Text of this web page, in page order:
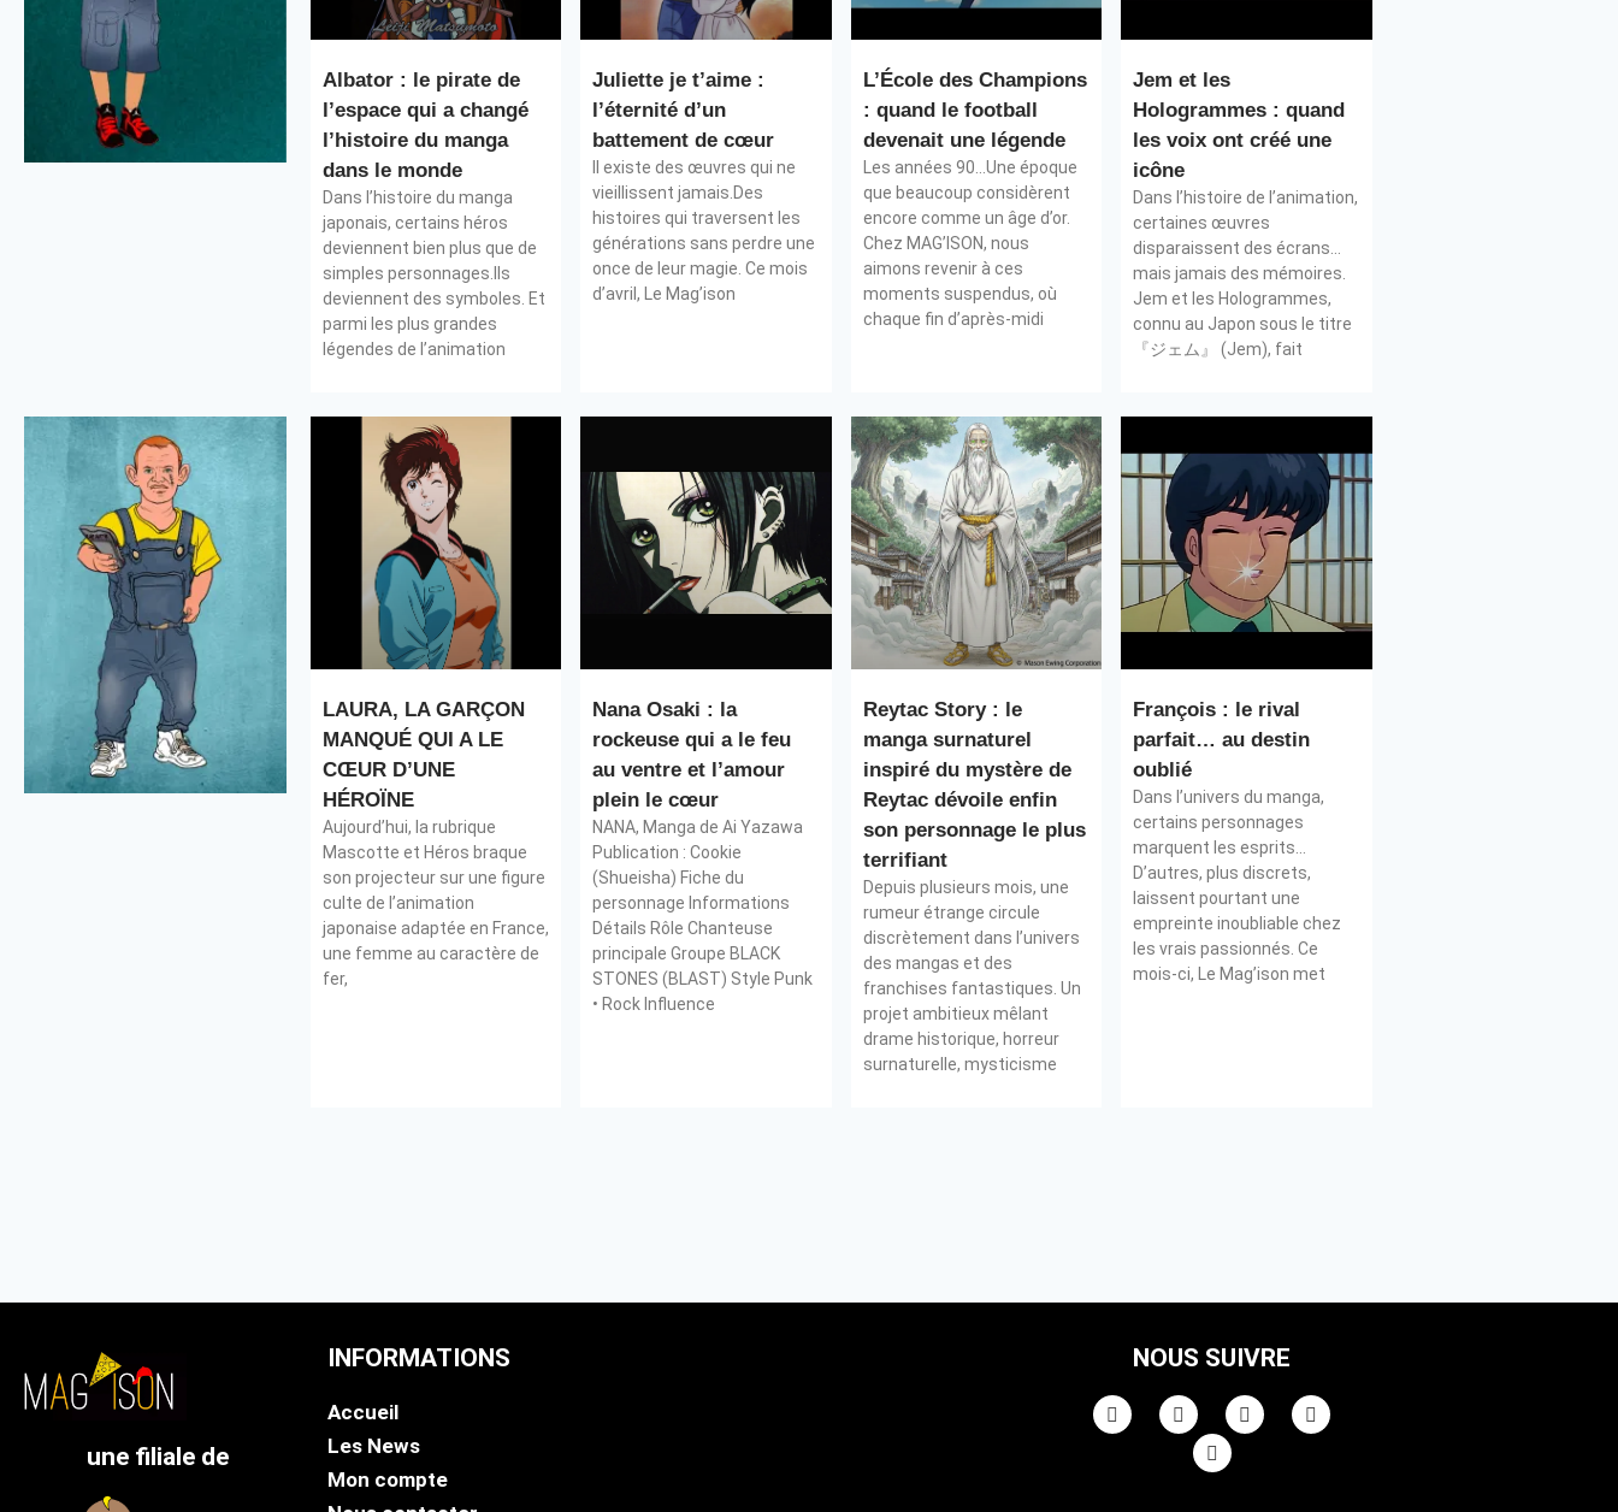
Albator : le pirate de
l’espace qui a changé
l’histoire du manga
dans le monde
Dans l’histoire du manga
japonais, certains héros
deviennent bien plus que de
simples personnages.Ils
deviennent des symboles. Et
parmi les plus grandes
légendes de l’animation
Juliette je t’aime :
l’éternité d’un
battement de cœur
Il existe des œuvres qui ne
vieillissent jamais.Des
histoires qui traversent les
générations sans perdre une
once de leur magie. Ce mois
d’avril, Le Mag’ison
L’École des Champions
: quand le football
devenait une légende
Les années 90…Une époque
que beaucoup considèrent
encore comme un âge d’or.
Chez MAG’ISON, nous
aimons revenir à ces
moments suspendus, où
chaque fin d’après-midi
Jem et les
Hologrammes : quand
les voix ont créé une
icône
Dans l’histoire de l’animation,
certaines œuvres
disparaissent des écrans…
mais jamais des mémoires.
Jem et les Hologrammes,
connu au Japon sous le titre
『ジェム』 (Jem), fait
LAURA, LA GARÇON
MANQUÉ QUI A LE
CŒUR D’UNE
HÉROÏNE
Aujourd’hui, la rubrique
Mascotte et Héros braque
son projecteur sur une figure
culte de l’animation
japonaise adaptée en France,
une femme au caractère de
fer,
Nana Osaki : la
rockeuse qui a le feu
au ventre et l’amour
plein le cœur
NANA, Manga de Ai Yazawa
Publication : Cookie
(Shueisha) Fiche du
personnage Informations
Détails Rôle Chanteuse
principale Groupe BLACK
STONES (BLAST) Style Punk
• Rock Influence
Reytac Story : le
manga surnaturel
inspiré du mystère de
Reytac dévoile enfin
son personnage le plus
terrifiant
Depuis plusieurs mois, une
rumeur étrange circule
discrètement dans l’univers
des mangas et des
franchises fantastiques. Un
projet ambitieux mêlant
drame historique, horreur
surnaturelle, mysticisme
François : le rival
parfait… au destin
oublié
Dans l’univers du manga,
certains personnages
marquent les esprits…
D’autres, plus discrets,
laissent pourtant une
empreinte inoubliable chez
les vrais passionnés. Ce
mois-ci, Le Mag’ison met
une filiale de
INFORMATIONS
Accueil
Les News
Mon compte
NOUS SUIVRE